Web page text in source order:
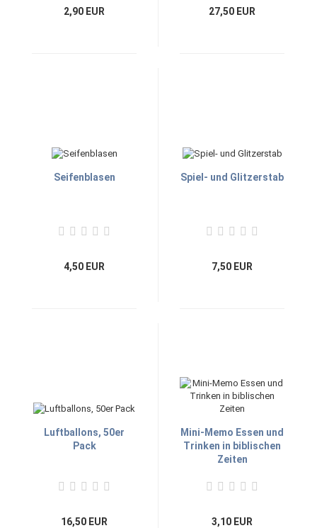
2,90 EUR 27,50 EUR
Seifenblasen
4,50 EUR
Spiel- und Glitzerstab
7,50 EUR
Luftballons, 50er
Pack
16,50 EUR
Mini-Memo Essen und
Trinken in biblischen
Zeiten
3,10 EUR